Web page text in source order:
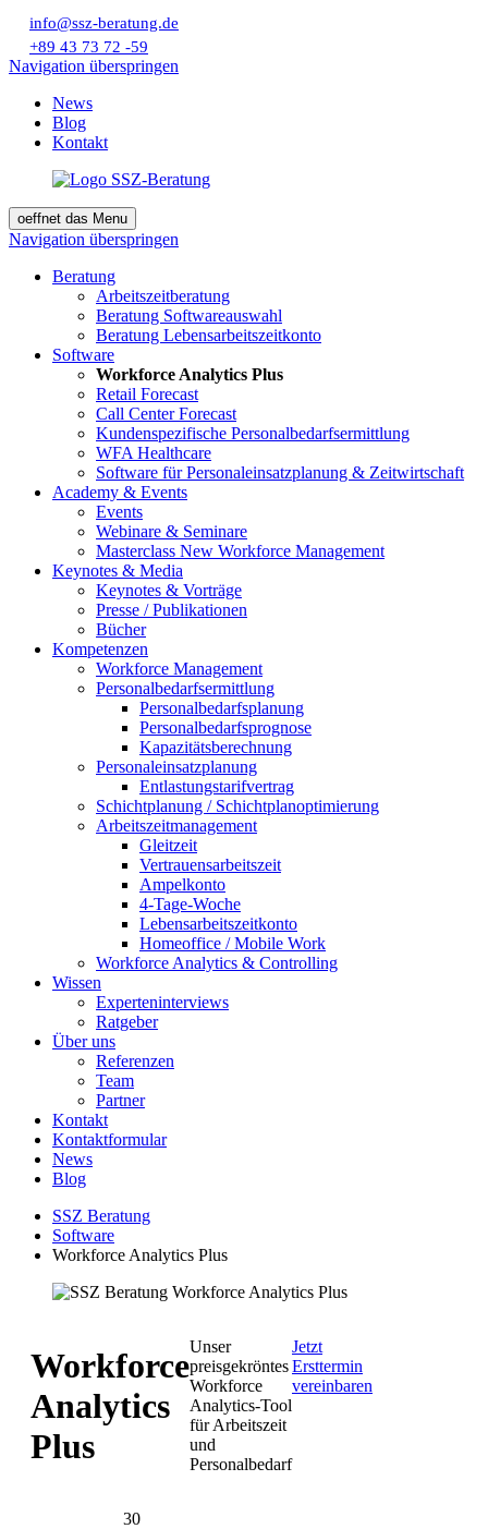
info@ssz-beratung.de
+89 43 73 72 -59
Navigation überspringen
News
Blog
Kontakt
oeffnet das Menu
Navigation überspringen
Beratung
Arbeitszeitberatung
Beratung Softwareauswahl
Beratung Lebensarbeitszeitkonto
Software
Workforce Analytics Plus
Retail Forecast
Call Center Forecast
Kundenspezifische Personalbedarfsermittlung
WFA Healthcare
Software für Personaleinsatzplanung & Zeitwirtschaft
Academy & Events
Events
Webinare & Seminare
Masterclass New Workforce Management
Keynotes & Media
Keynotes & Vorträge
Presse / Publikationen
Bücher
Kompetenzen
Workforce Management
Personalbedarfsermittlung
Personalbedarfsplanung
Personalbedarfsprognose
Kapazitätsberechnung
Personaleinsatzplanung
Entlastungstarifvertrag
Schichtplanung / Schichtplanoptimierung
Arbeitszeitmanagement
Gleitzeit
Vertrauensarbeitszeit
Ampelkonto
4-Tage-Woche
Lebensarbeitszeitkonto
Homeoffice / Mobile Work
Workforce Analytics & Controlling
Wissen
Experteninterviews
Ratgeber
Über uns
Referenzen
Team
Partner
Kontakt
Kontaktformular
News
Blog
SSZ Beratung
Software
Workforce Analytics Plus
Workforce
Analytics
Plus
Unser
preisgekröntes
Workforce
Analytics-Tool
für Arbeitszeit
und
Personalbedarf
Jetzt
Ersttermin
vereinbaren
30